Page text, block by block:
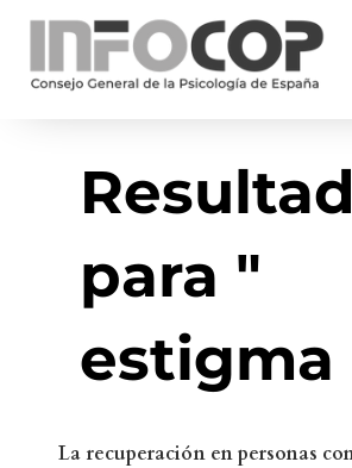
para "
estigma
La recuperación en personas